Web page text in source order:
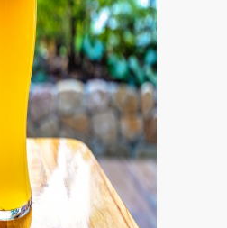
ち
ゃ
ん
に
見
る
相
互
尊
重